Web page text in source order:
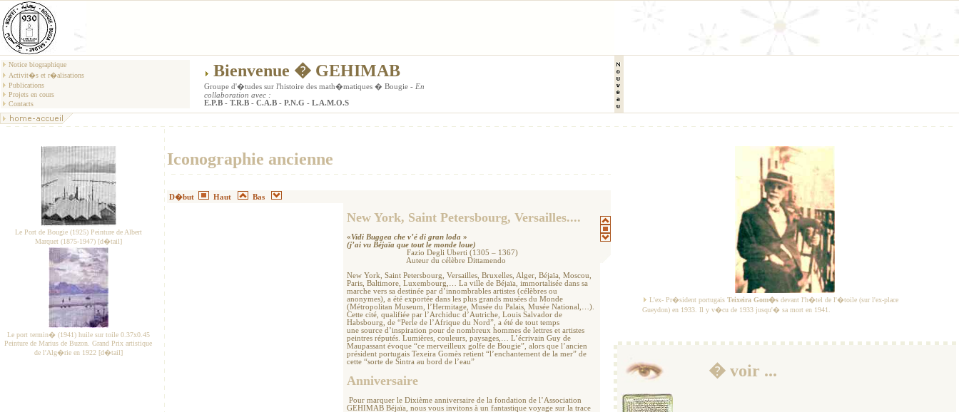
Notice biographique
Activit�s et r�alisations
Publications
Projets en cours
Contacts
Bienvenue � GEHIMAB
Groupe d'�tudes sur l'histoire des math�matiques � Bougie - En
collaboration avec :
E.P.B - T.R.B - C.A.B - P.N.G - L.A.M.O.S
Le Port de Bougie (1925) Peinture de Albert
Marquet (1875-1947) [d�tail]
Le port termin� (1941) huile sur toile 0.37x0.45
Peinture de Marius de Buzon. Grand Prix artistique
de l'Alg�rie en 1922 [d�tail]
Iconographie ancienne
D�but Haut Bas
L'ex- Pr�sident portugais Teixeira Gom�s devant l'h�tel de l'�toile (sur l'ex-place
Gueydon) en 1933. Il y v�cu de 1933 jusqu'� sa mort en 1941.
� voir ...